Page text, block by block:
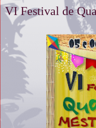
VI Festival de